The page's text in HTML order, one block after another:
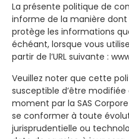
La présente politique de
informe de la manière dont
protège les informations
échéant, lorsque vous
partir de l’URL suivante :
Veuillez noter que cette
susceptible d’être
moment par la SAS
se conformer à toute
jurisprudentielle ou